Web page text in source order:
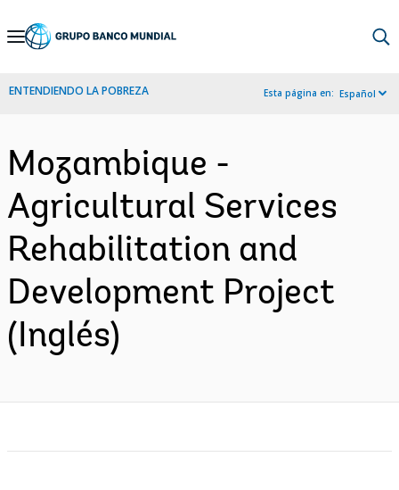
Skip
Navigation
ENTENDIENDO LA POBREZA Esta página en: Español
Mozambique -
Agricultural Services
Rehabilitation and
Development Project
(Inglés)